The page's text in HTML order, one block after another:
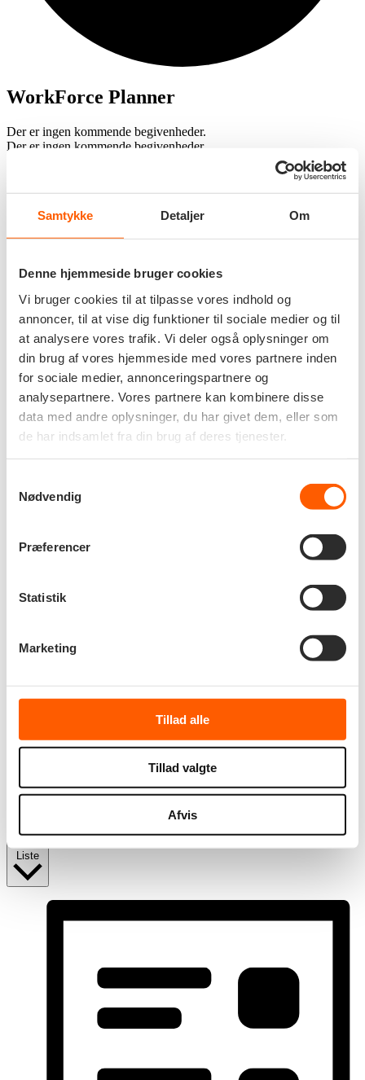
Samtykke Detaljer Om
Denne hjemmeside bruger cookies
Vi bruger cookies til at tilpasse vores indhold og
annoncer, til at vise dig funktioner til sociale medier og til
at analysere vores trafik. Vi deler også oplysninger om
din brug af vores hjemmeside med vores partnere inden
for sociale medier, annonceringspartnere og
analysepartnere. Vores partnere kan kombinere disse
data med andre oplysninger, du har givet dem, eller som
de har indsamlet fra din brug af deres tjenester.
Nødvendig
Præferencer
Statistik
Marketing
Tillad alle
Tillad valgte
Afvis
WorkForce Planner
Der er ingen kommende begivenheder.
Der er ingen kommende begivenheder.
Begivenheder Søgning og visninger
Søg efter begivenheder
Skriv nøgleord. Søg efter Begivenheder på nøgleord.
Begivenhed Visninger Navigation
Liste